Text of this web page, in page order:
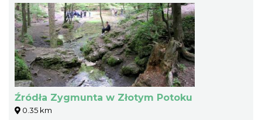
Źródła Zygmunta w Złotym Potoku
0.35 km